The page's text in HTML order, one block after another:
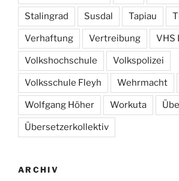
Stalingrad Susdal Tapiau
Verhaftung Vertreibung VHS
Volkshochschule Volkspolizei
Volksschule Fleyh Wehrmacht
Wolfgang Höher Workuta
Übersetzerkollektiv
ARCHIV